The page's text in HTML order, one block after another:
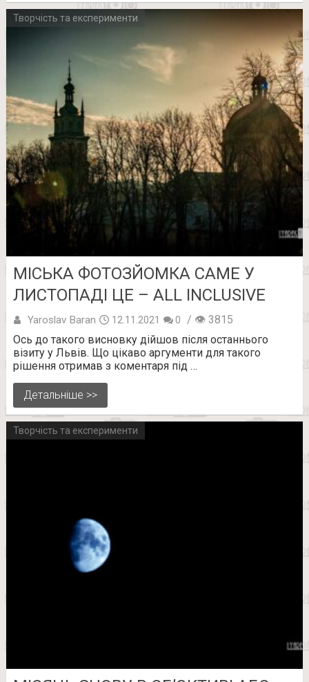
Творчість та експерименти
МІСЬКА ФОТОЗЙОМКА САМЕ У
ЛИСТОПАДІ ЦЕ – ALL INCLUSIVE
Yaroslav Baran 12.11.2021 0
/ 👁 3815
Ось до такого висновку дійшов після останнього
візиту у Львів. Що цікаво аргументи для такого
рішення отримав з коментаря під …
Детальніше >>
Творчість та експерименти